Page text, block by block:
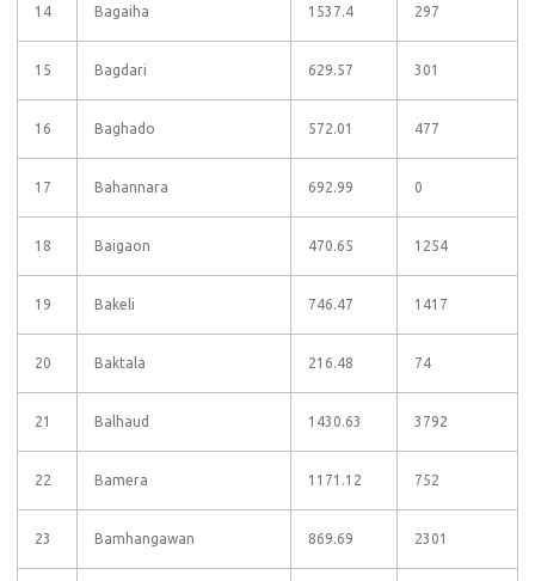
14 Bagaiha 1537.4 297
15 Bagdari 629.57 301
16 Baghado 572.01 477
17 Bahannara 692.99 0
18 Baigaon 470.65 1254
19 Bakeli 746.47 1417
20 Baktala 216.48 74
21 Balhaud 1430.63 3792
22 Bamera 1171.12 752
23 Bamhangawan 869.69 2301